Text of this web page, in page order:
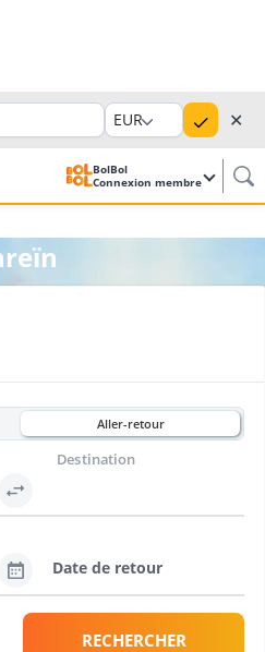
EUR ✕
BolBol
Connexion membre
Aller-retour
Destination
Date de retour
RECHERCHER